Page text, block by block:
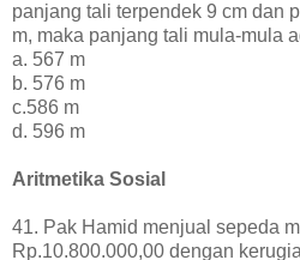
panjang tali terpendek 9 cm dan
m, maka panjang tali mula-mula
a. 567 m
b. 576 m
c.586 m
d. 596 m
Aritmetika Sosial
41. Pak Hamid menjual sepeda
Rp.10.800.000,00 dengan